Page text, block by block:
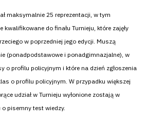
maksymalnie 25 reprezentacji, w tym
kwalifikowane do finału Turnieju, które zajęły
w poprzedniej jego edycji. Muszą
(ponadpodstawowe i ponadgimnazjalne), w
o profilu policyjnym i które na dzień zgłoszenia
o profilu policyjnym. W przypadku większej
udział w Turnieju wyłonione zostają w
pisemny test wiedzy.